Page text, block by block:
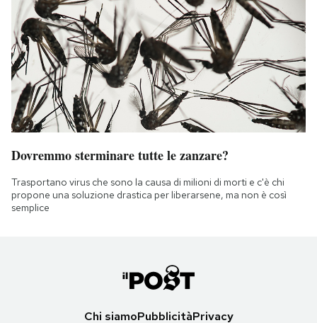
Dovremmo sterminare tutte le zanzare?
Trasportano virus che sono la causa di milioni di morti e c'è chi
propone una soluzione drastica per liberarsene, ma non è così
semplice
Chi siamoPubblicitàPrivacy